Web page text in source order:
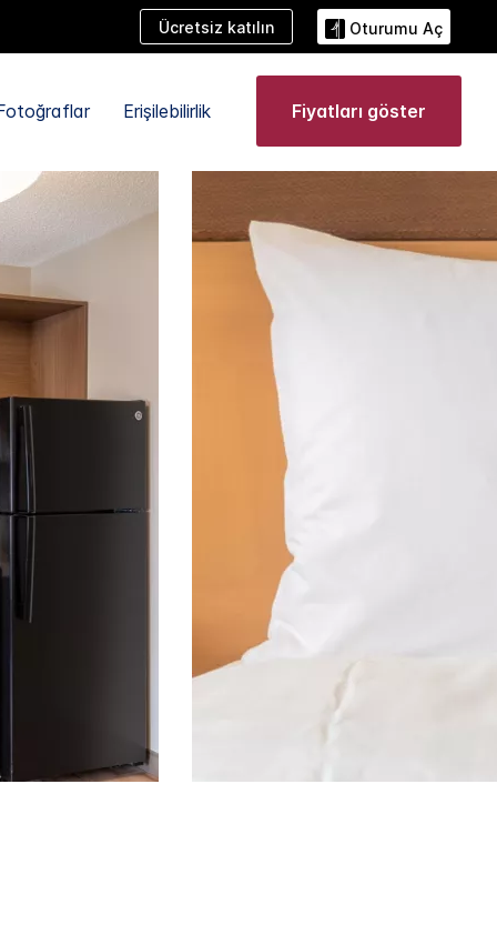
Ücretsiz katılın Oturumu Aç
Erişilebilirlik Fiyatları göster